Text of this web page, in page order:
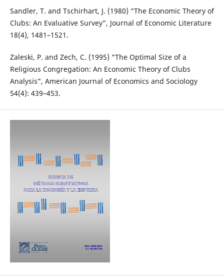
Sandler, T. and Tschirhart, J. (1980) “The Economic Theory of
Clubs: An Evaluative Survey”, Journal of Economic Literature
18(4), 1481–1521.
Zaleski, P. and Zech, C. (1995) “The Optimal Size of a
Religious Congregation: An Economic Theory of Clubs
Analysis”, American Journal of Economics and Sociology
54(4): 439–453.